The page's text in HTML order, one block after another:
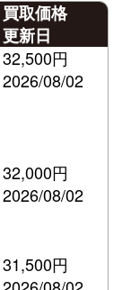
買取価格
更新日
32,500円
2026/08/02
32,000円
2026/08/02
31,500円